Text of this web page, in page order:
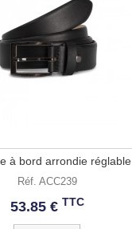
à bord arrondie réglable
Réf. ACC239
53.85 € TTC